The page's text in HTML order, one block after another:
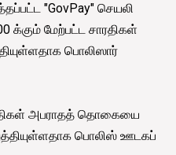
"GovPay" செயலி
க்கும் மேற்பட்ட சாரதிகள்
பொலிஸார்
அபராதத் தொகையை
பொலிஸ் ஊடகப்